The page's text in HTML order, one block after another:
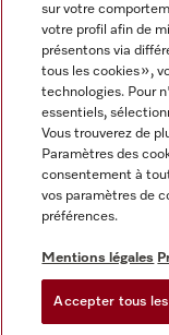
Informations légales
CGV
Conditions
Déclaration
Digital Services Act
sur votre
votre profil afin de
présentons via
tous les cookies »,
technologies. Pour
essentiels,
Vous trouverez de
Paramètres des
consentement à
vos paramètres de
préférences.
Mentions légales
Accepter tous